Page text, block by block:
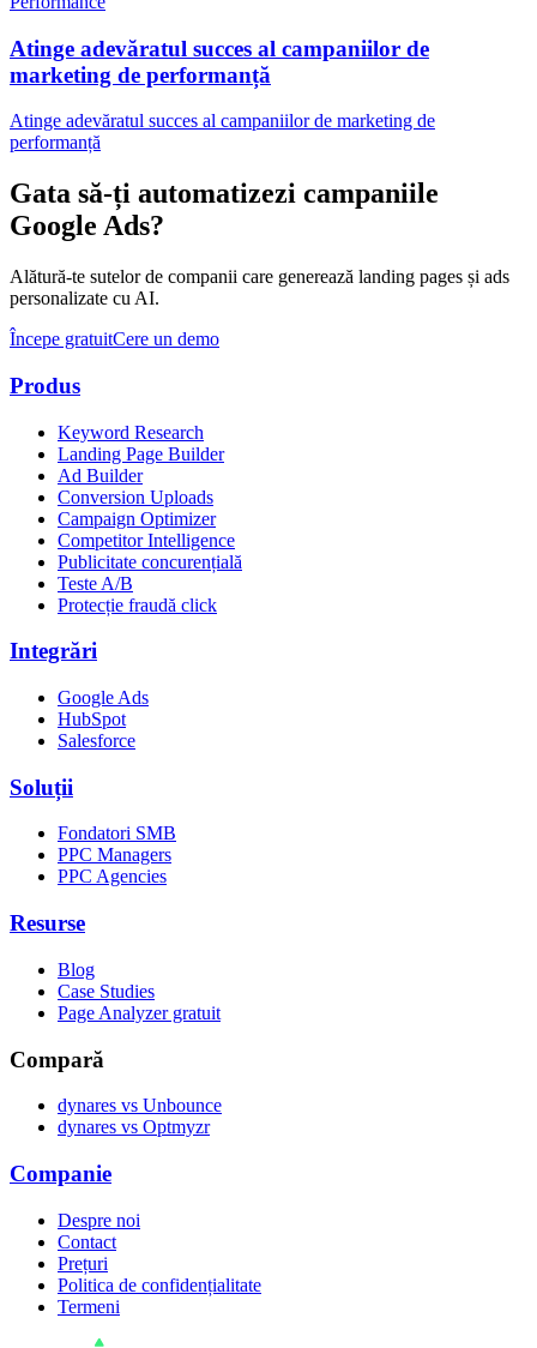
Atinge adevăratul succes al campaniilor de
marketing de performanță
Atinge adevăratul succes al campaniilor de marketing de
performanță
Gata să-ți automatizezi campaniile
Google Ads?
Alătură-te sutelor de companii care generează landing pages și ads
personalizate cu AI.
Începe gratuitCere un demo
Produs
Keyword Research
Landing Page Builder
Ad Builder
Conversion Uploads
Campaign Optimizer
Competitor Intelligence
Publicitate concurențială
Teste A/B
Protecție fraudă click
Integrări
Google Ads
HubSpot
Salesforce
Soluții
Fondatori SMB
PPC Managers
PPC Agencies
Resurse
Blog
Case Studies
Page Analyzer gratuit
Compară
dynares vs Unbounce
dynares vs Optmyzr
Companie
Despre noi
Contact
Prețuri
Politica de confidențialitate
Termeni